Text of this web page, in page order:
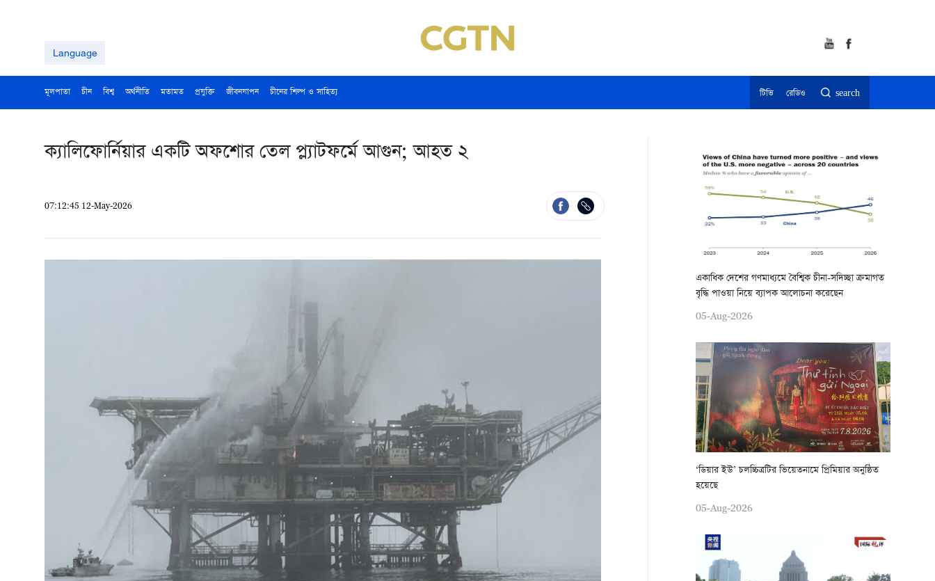
Language
মূলপাতা চীন বিশ্ব অর্থনীতি মতামত প্রযুক্তি জীবনযাপন চীনের শিল্প ও সাহিত্য টিভি রেডিও search
ক্যালিফোর্নিয়ার একটি অফশোর তেল প্ল্যাটফর্মে আগুন; আহত ২
07:12:45 12-May-2026
একাধিক দেশের গণমাধ্যমে বৈশ্বিক চীনা-সদিচ্ছা ক্রমাগত
বৃদ্ধি পাওয়া নিয়ে ব্যাপক আলোচনা করেছেন
05-Aug-2026
‘ডিয়ার ইউ’ চলচ্চিত্রটির ভিয়েতনামে প্রিমিয়ার অনুষ্ঠিত
হয়েছে
05-Aug-2026